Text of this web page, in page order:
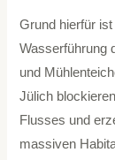
Grund hierfür
Wasserführung
und
Jülich
Flusses und
massiven